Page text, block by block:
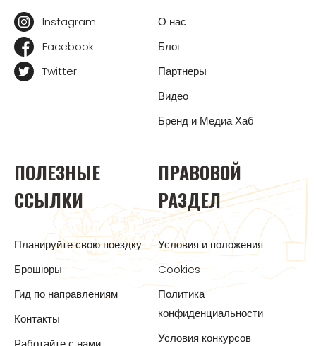
Instagram
Facebook
Twitter
О нас
Блог
Партнеры
Видео
Бренд и Медиа Хаб
ПОЛЕЗНЫЕ
ССЫЛКИ
Планируйте свою поездку
Брошюры
Гид по направлениям
Контакты
ПРАВОВОЙ
РАЗДЕЛ
Условия и положения
Cookies
Политика
конфиденциальности
Условия конкурсов